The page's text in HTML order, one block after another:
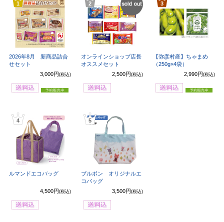
1
2026年8月 新商品詰合
せセット
3,000円 (税込)
2 SOLD
OUT
オンラインショップ店長
オススメセット
2,500円 (税込)
3
【弥彦村産】ちゃまめ
（250g×4袋）
2,990円(税込)
4
ルマンドエコバッグ
4,500円 (税込)
5
ブルボン オリジナルエ
コバッグ
3,500円 (税込)